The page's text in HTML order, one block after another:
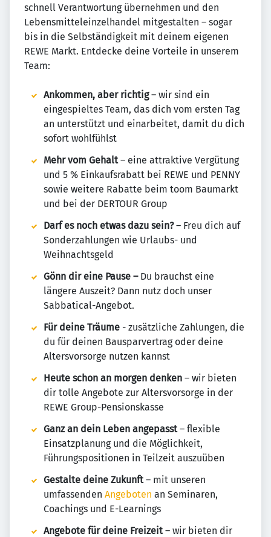
schnell Verantwortung übernehmen und den
Lebensmitteleinzelhandel mitgestalten – sogar
bis in die Selbständigkeit mit deinem eigenen
REWE Markt. Entdecke deine Vorteile in unserem
Team:
Ankommen, aber richtig– wir sind ein
eingespieltes Team, das dich vom ersten Tag
an unterstützt und einarbeitet, damit du dich
sofort wohlfühlst
Mehr vom Gehalt– eine attraktive Vergütung
und 5 % Einkaufsrabatt bei REWE und PENNY
sowie weitere Rabatte beim toom Baumarkt
und bei der DERTOUR Group
Darf es noch etwas dazu sein?– Freu dich auf
Sonderzahlungen wie Urlaubs- und
Weihnachtsgeld
Gönn dir eine Pause –Du brauchst eine
längere Auszeit? Dann nutz doch unser
Sabbatical-Angebot.
Für deine Träume - zusätzliche Zahlungen, die
du für deinen Bausparvertrag oder deine
Altersvorsorge nutzen kannst
Heute schon an morgen denken – wir bieten
dir tolle Angebote zur Altersvorsorge in der
REWE Group-Pensionskasse
Ganz an dein Leben angepasst– flexible
Einsatzplanung und die Möglichkeit,
Führungspositionen in Teilzeit auszuüben
Gestalte deine Zukunft– mit unseren
umfassenden Angeboten an Seminaren,
Coachings und E-Learnings
Angebote für deine Freizeit– wir bieten dir